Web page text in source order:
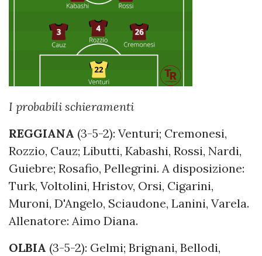
I probabili schieramenti
REGGIANA (3-5-2): Venturi; Cremonesi,
Rozzio, Cauz; Libutti, Kabashi, Rossi, Nardi,
Guiebre; Rosafio, Pellegrini. A disposizione:
Turk, Voltolini, Hristov, Orsi, Cigarini,
Muroni, D'Angelo, Sciaudone, Lanini, Varela.
Allenatore: Aimo Diana.
OLBIA (3-5-2): Gelmi; Brignani, Bellodi,